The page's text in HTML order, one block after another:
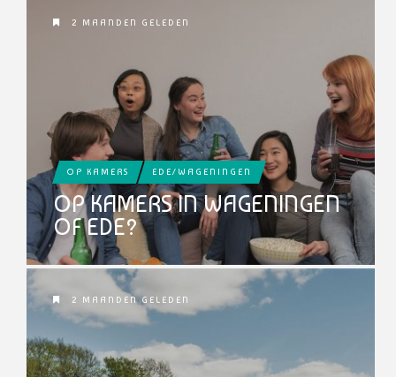
2 MAANDEN GELEDEN
OP KAMERS EDE/WAGENINGEN
OP KAMERS IN WAGENINGEN
OF EDE?
2 MAANDEN GELEDEN